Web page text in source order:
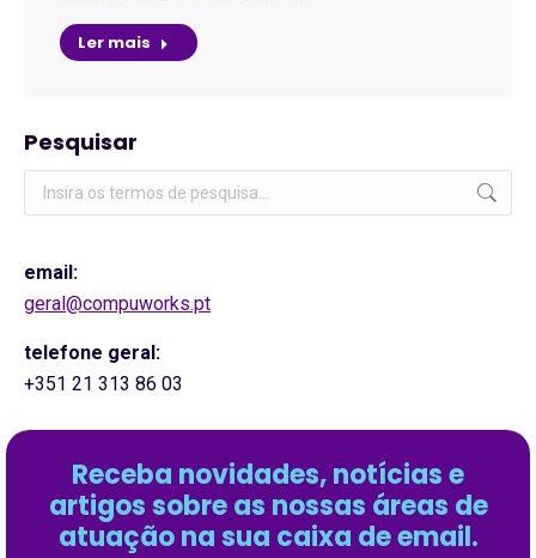
Ler mais
Pesquisar
Pesquisar:
email:
geral@compuworks.pt
telefone geral:
+351 21 313 86 03
Receba novidades, notícias e
artigos sobre as nossas áreas de
atuação na sua caixa de email.